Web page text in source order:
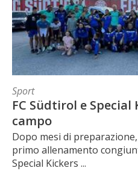
Sport
FC Südtirol e
campo
Dopo mesi di
primo allenamento
Special Kickers ...